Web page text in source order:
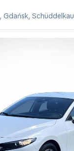
Gdańsk, Schüddelkau